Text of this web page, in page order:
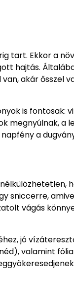
tart. Ekkor a
hajtás.
akár ősszel
is fontosak:
megnyúlnak, a
a
sniccerre,
vágás
jó
valamint